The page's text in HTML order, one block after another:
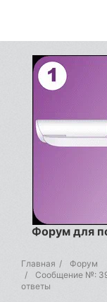
Форум для
Главная
Форум
Сообщение №:
ответы